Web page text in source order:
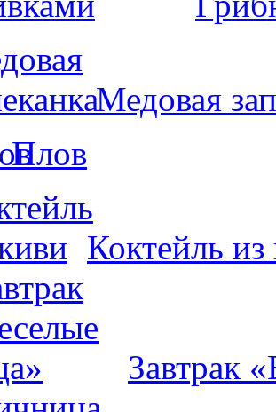
Медовая
Плов
Коктейль из
Завтрак